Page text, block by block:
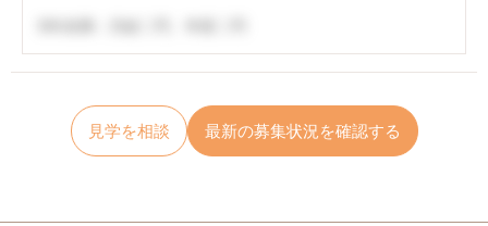
見学を相談 最新の募集状況を確認する